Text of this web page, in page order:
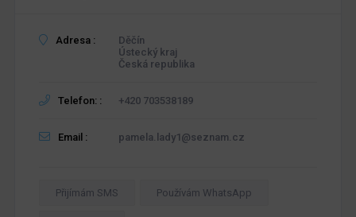
Adresa :
Děčín
Ústecký kraj
Česká republika
Telefon: : +420 703538189
Email : pamela.lady1@seznam.cz
Přijímám SMS Používám WhatsApp